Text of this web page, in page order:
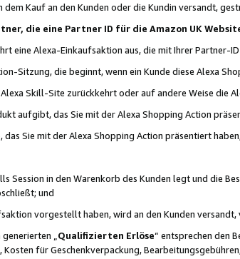
Kauf an den Kunden oder die Kundin versandt,
die eine Partner ID für die Amazon UK
eine Alexa-Einkaufsaktion aus, die mit Ihrer Partner-
Sitzung, die beginnt, wenn ein Kunde diese Alexa
Skill-Site zurückkehrt oder auf andere Weise die
aufgibt, das Sie mit der Alexa Shopping Action
Sie mit der Alexa Shopping Action präsentiert
Session in den Warenkorb des Kunden legt und die
und
vorgestellt haben, wird an den Kunden
„ Qualifizierten Erlöse“ entsprechen den
für Geschenkverpackung,